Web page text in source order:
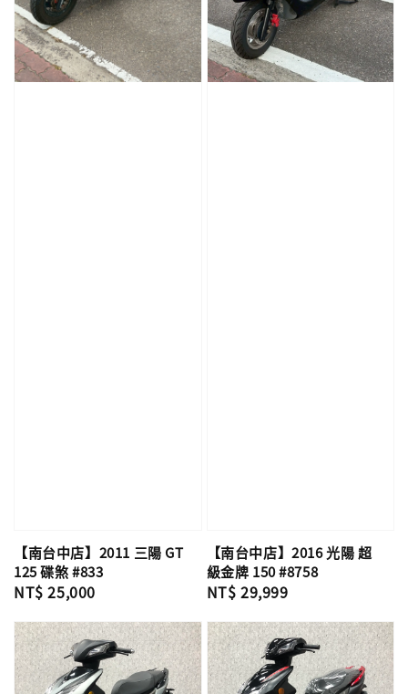
【南台中店】2011 三陽 GT
125 碟煞 #833
Regular
NT$ 25,000
【南台中店】2016 光陽 超
級金牌 150 #8758
Regular
NT$ 29,999